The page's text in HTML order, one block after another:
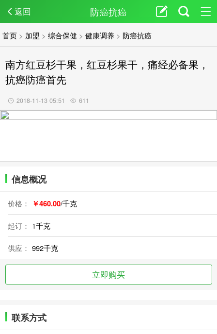
返回 防癌抗癌
首页 > 加盟 >综合保健 >健康调养 > 防癌抗癌
南方红豆杉干果，红豆杉果干，痛经必备果，
抗癌防癌首先
2018-11-13 05:51 611
信息概况
价格： ￥460.00/千克
起订： 1千克
供应： 992千克
立即购买
联系方式